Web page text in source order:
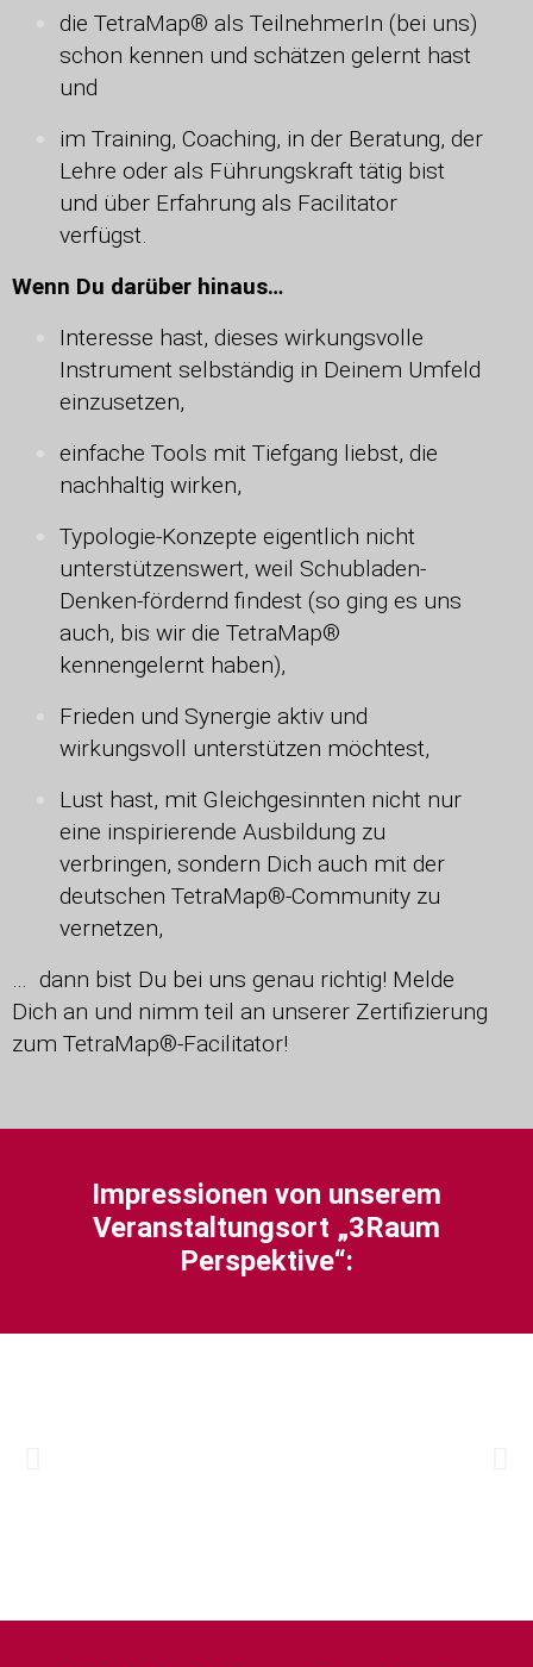
die TetraMap® als TeilnehmerIn (bei uns)
schon kennen und schätzen gelernt hast
und
im Training, Coaching, in der Beratung, der
Lehre oder als Führungskraft tätig bist
und über Erfahrung als Facilitator
verfügst.
Wenn Du darüber hinaus…
Interesse hast, dieses wirkungsvolle
Instrument selbständig in Deinem Umfeld
einzusetzen,
einfache Tools mit Tiefgang liebst, die
nachhaltig wirken,
Typologie-Konzepte eigentlich nicht
unterstützenswert, weil Schubladen-
Denken-fördernd findest (so ging es uns
auch, bis wir die TetraMap®
kennengelernt haben),
Frieden und Synergie aktiv und
wirkungsvoll unterstützen möchtest,
Lust hast, mit Gleichgesinnten nicht nur
eine inspirierende Ausbildung zu
verbringen, sondern Dich auch mit der
deutschen TetraMap®-Community zu
vernetzen,
… dann bist Du bei uns genau richtig! Melde
Dich an und nimm teil an unserer Zertifizierung
zum TetraMap®-Facilitator!
Impressionen von unserem
Veranstaltungsort „3Raum
Perspektive“: